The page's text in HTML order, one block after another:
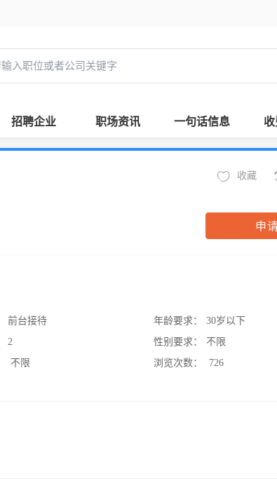
招聘企业 职场资讯 一句话信息
收藏
申
前台接待
2
不限
年龄要求：
30岁以下
性别要求：
不限
浏览次数：
726